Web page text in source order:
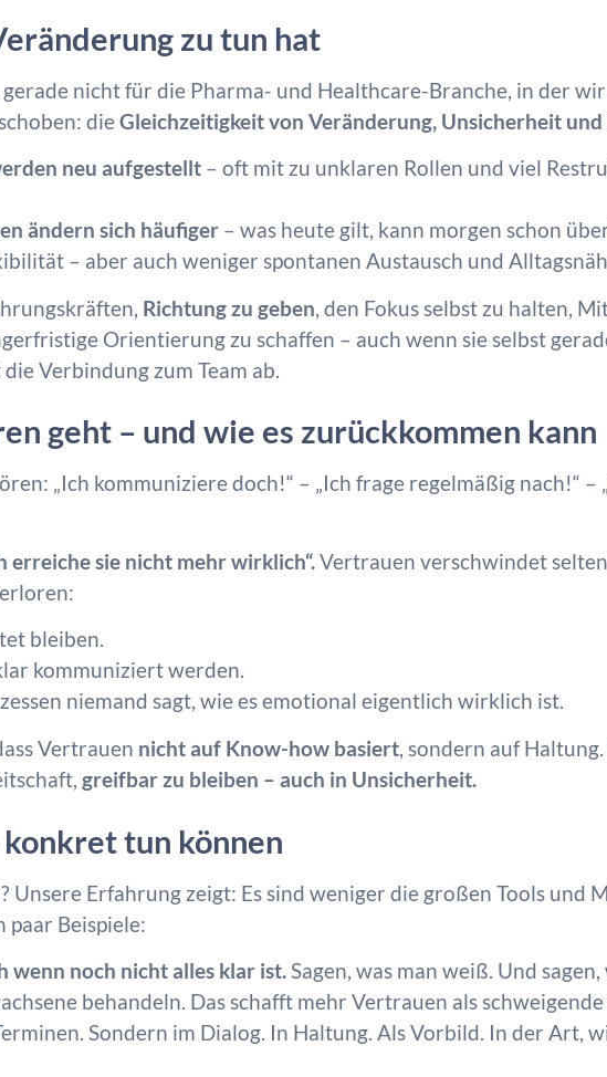
zu tun hat
nicht für die Pharma- und Healthcare-Branche, in der
dieGleichzeitigkeit von Veränderung, Unsicherheit und
neu aufgestellt – oft mit zu unklaren Rollen und viel
ändern sich häufiger – was heute gilt, kann morgen schon
– aber auch weniger spontanen Austausch und
Richtung zu geben, den Fokus selbst zu halten,
Orientierung zu schaffen – auch wenn sie selbst
Verbindung zum Team ab.
geht – und wie es zurückkommen kann
„Ich kommuniziere doch!“ – „Ich frage regelmäßig nach!“ –
erreiche sie nicht mehr wirklich“.Vertrauen verschwindet
bleiben.
kommuniziert werden.
niemand sagt, wie es emotional eigentlich wirklich ist.
Vertrauen nicht auf Know-how basiert, sondern auf
greifbar zu bleiben – auch in Unsicherheit.
tun können
Unsere Erfahrung zeigt: Es sind weniger die großen Tools und
paar Beispiele:
wenn noch nicht alles klar ist.Sagen, was man weiß. Und
behandeln. Das schafft mehr Vertrauen als
Sondern im Dialog. In Haltung. Als Vorbild. In der Art,